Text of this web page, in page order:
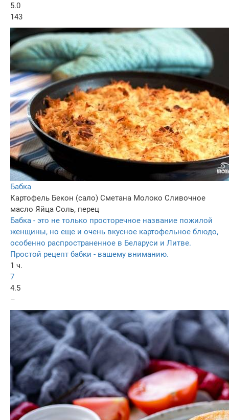
5.0
143
Бабка
Картофель Бекон (сало) Сметана Молоко Сливочное
масло Яйца Соль, перец
Бабка - это не только просторечное название пожилой
женщины, но еще и очень вкусное картофельное блюдо,
особенно распространенное в Беларуси и Литве.
Простой рецепт бабки - вашему вниманию.
1 ч.
7
4.5
–